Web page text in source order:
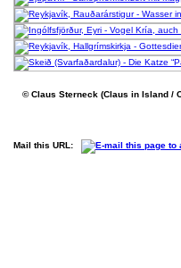
© Claus Sterneck (Claus in Island /
Mail this URL: